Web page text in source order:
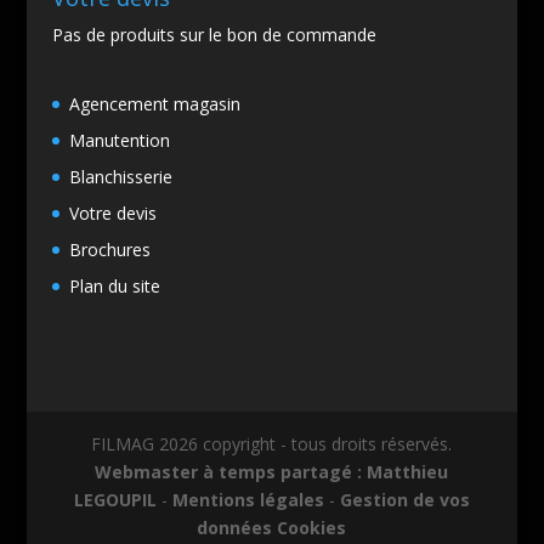
Pas de produits sur le bon de commande
Agencement magasin
Manutention
Blanchisserie
Votre devis
Brochures
Plan du site
FILMAG 2026 copyright - tous droits réservés.
Webmaster à temps partagé : Matthieu
LEGOUPIL - Mentions légales - Gestion de vos
données Cookies